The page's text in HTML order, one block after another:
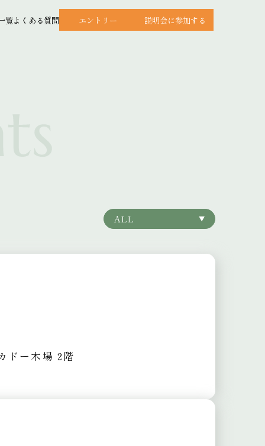
覧よくある質問 エントリー 説明会に参加する
ALL
ドー木場 2階